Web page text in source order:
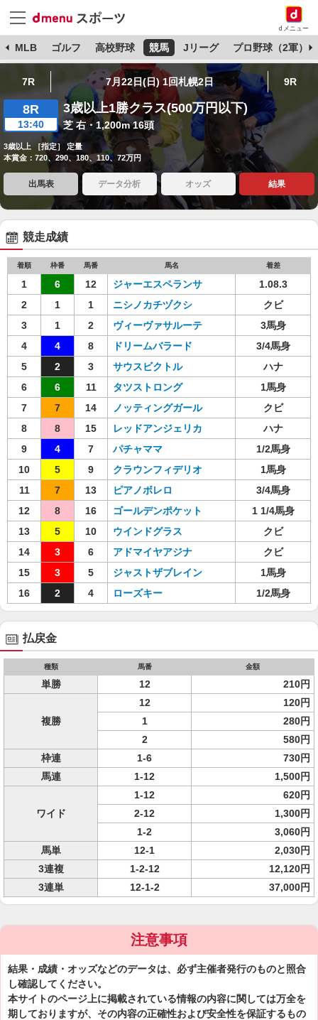
dメニュー
MLB ゴルフ 高校野球 競馬 Jリーグ プロ野球（2軍）
7R 7月22日(日) 1回札幌2日 9R
8R
13:40
3歳以上1勝クラス(500万円以下)
芝 右・1,200m 16頭
3歳以上 ［指定］ 定量
本賞金：720、290、180、110、72万円
出馬表 データ分析 オッズ 結果
競走成績
着順 枠番 馬番 馬名 着差
1 6 12 ジャーエスペランサ
1.08.3
2
1 1 ニシノカチヅクシ
クビ
3
1 2 ヴィーヴァサルーテ
3馬身
4
4 8 ドリームバラード
3/4馬身
5
2 3 サウスビクトル
ハナ
6
6 11 タツストロング
1馬身
7
7 14 ノッティングガール
クビ
8
8 15 レッドアンジェリカ
ハナ
9
4 7 パチャママ
1/2馬身
10
5 9 クラウンフィデリオ
1馬身
11
7 13 ピアノボレロ
3/4馬身
12
8 16 ゴールデンポケット
1 1/4馬身
13
5 10 ウインドグラス
クビ
14
3 6 アドマイヤアジナ
クビ
15
3 5 ジャストザブレイン
1馬身
16
2 4 ローズキー 1/2馬身
払戻金
種類 馬番 金額
単勝 12 210円
複勝
12
120円
1
280円
2
580円
枠連
1-6
730円
馬連
1-12 1,500円
ワイド
1-12
620円
2-12
1,300円
1-2
3,060円
馬単
12-1
2,030円
3連複
1-2-12
12,120円
3連単
12-1-2 37,000円
注意事項
結果・成績・オッズなどのデータは、必ず主催者発行のものと照合
し確認してください。
本サイトのページ上に掲載されている情報の内容に関しては万全を
期しておりますが、その内容の正確性および安全性を保証するもの